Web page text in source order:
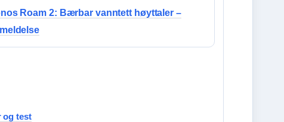
Roam 2: Bærbar vanntett høyttaler –
og test